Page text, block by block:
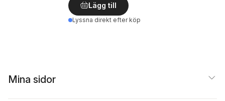
Lägg till
Lyssna direkt efter köp
Mina sidor